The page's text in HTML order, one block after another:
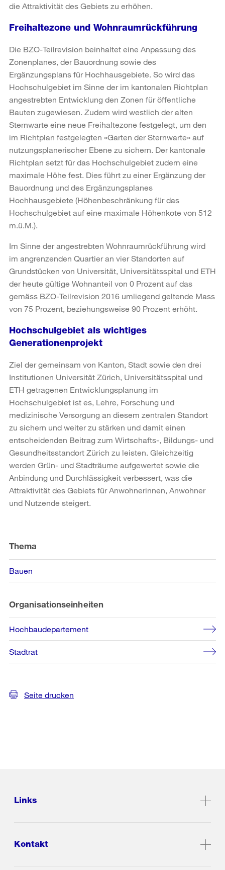
die Attraktivität des Gebiets zu erhöhen.
Freihaltezone und Wohnraumrückführung
Die BZO-Teilrevision beinhaltet eine Anpassung des
Zonenplanes, der Bauordnung sowie des
Ergänzungsplans für Hochhausgebiete. So wird das
Hochschulgebiet im Sinne der im kantonalen Richtplan
angestrebten Entwicklung den Zonen für öffentliche
Bauten zugewiesen. Zudem wird westlich der alten
Sternwarte eine neue Freihaltezone festgelegt, um den
im Richtplan festgelegten «Garten der Sternwarte» auf
nutzungsplanerischer Ebene zu sichern. Der kantonale
Richtplan setzt für das Hochschulgebiet zudem eine
maximale Höhe fest. Dies führt zu einer Ergänzung der
Bauordnung und des Ergänzungsplanes
Hochhausgebiete (Höhenbeschränkung für das
Hochschulgebiet auf eine maximale Höhenkote von 512
m.ü.M.).
Im Sinne der angestrebten Wohnraumrückführung wird
im angrenzenden Quartier an vier Standorten auf
Grundstücken von Universität, Universitätsspital und ETH
der heute gültige Wohnanteil von 0 Prozent auf das
gemäss BZO-Teilrevision 2016 umliegend geltende Mass
von 75 Prozent, beziehungsweise 90 Prozent erhöht.
Hochschulgebiet als wichtiges
Generationenprojekt
Ziel der gemeinsam von Kanton, Stadt sowie den drei
Institutionen Universität Zürich, Universitätsspital und
ETH getragenen Entwicklungsplanung im
Hochschulgebiet ist es, Lehre, Forschung und
medizinische Versorgung an diesem zentralen Standort
zu sichern und weiter zu stärken und damit einen
entscheidenden Beitrag zum Wirtschafts-, Bildungs- und
Gesundheitsstandort Zürich zu leisten. Gleichzeitig
werden Grün- und Stadträume aufgewertet sowie die
Anbindung und Durchlässigkeit verbessert, was die
Attraktivität des Gebiets für Anwohnerinnen, Anwohner
und Nutzende steigert.
Informationen
Thema
Bauen
Organisationseinheiten
Hochbaudepartement
Stadtrat
Seite drucken
Links
Kontakt